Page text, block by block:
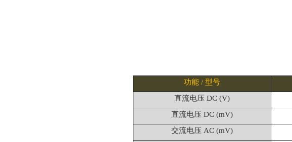
功能 / 型号
直流电压 DC (V)
直流电压 DC (mV)
交流电压 AC (mV)